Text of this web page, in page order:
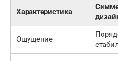
Характеристика
Ощущение